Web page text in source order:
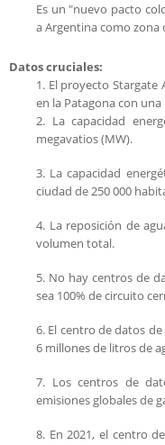
Es un "nuevo pacto
a Argentina como zona
Datos cruciales:
1. El proyecto
en la Patagona con
2. La capacidad
megavatios (MW).
3. La capacidad
ciudad de 250 000
4. La reposición de
volumen total.
5. No hay centros de
sea 100% de circuito
6. El centro de datos
6 millones de litros de
7. Los centros de
emisiones globales de
8. En 2021, el centro